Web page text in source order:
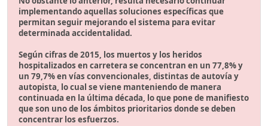
implementando aquellas soluciones específicas que
permitan seguir mejorando el sistema para evitar
determinada accidentalidad.
Según cifras de 2015, los muertos y los heridos
hospitalizados en carretera se concentran en un 77,8% y
un 79,7% en vías convencionales, distintas de autovía y
autopista, lo cual se viene manteniendo de manera
continuada en la última década, lo que pone de manifiesto
que son uno de los ámbitos prioritarios donde se deben
concentrar los esfuerzos.